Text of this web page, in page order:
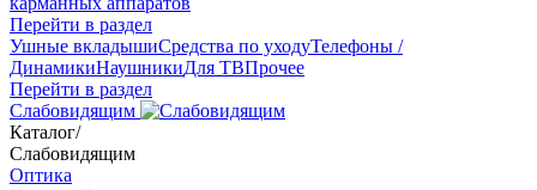
Перейти в раздел
Ушные вкладышиСредства по уходуТелефоны /
ДинамикиНаушникиДля ТВПрочее
Перейти в раздел
Слабовидящим
Каталог/
Слабовидящим
Оптика